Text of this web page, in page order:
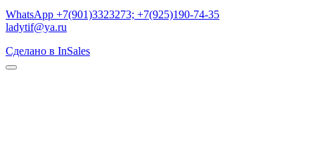
WhatsApp +7(901)3323273; +7(925)190-74-35
ladytif@ya.ru
Сделано в InSales